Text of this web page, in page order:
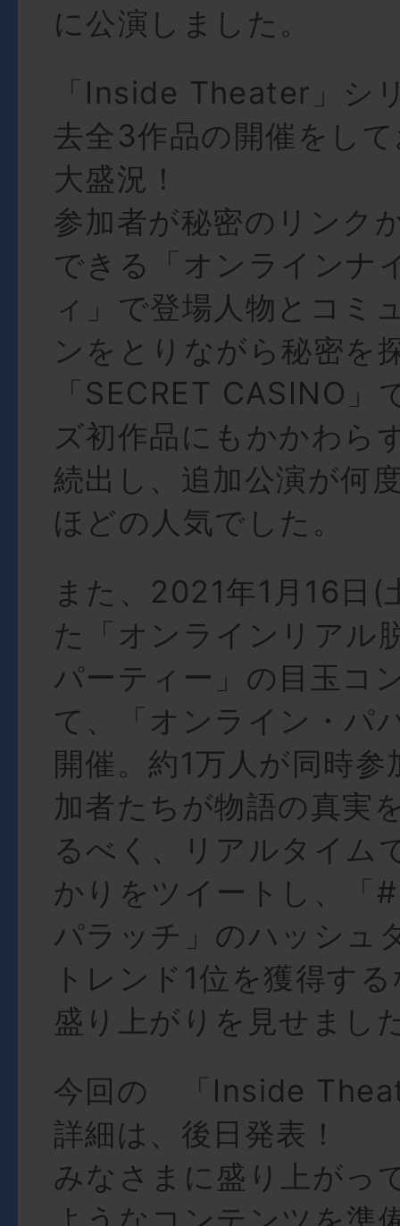
に公演しました。
「Inside Theater」シ
去全3作品の開催をし
大盛況！
参加者が秘密のリンク
できる「オンラインナ
ィ」で登場人物とコミ
ンをとりながら秘密を
「SECRET CASINO」
ズ初作品にもかかわら
続出し、追加公演が何
ほどの人気でした。
また、2021年1月16日(
た「オンラインリアル
パーティー」の目玉コ
て、「オンライン・パ
開催。約1万人が同時
加者たちが物語の真実
るべく、リアルタイム
かりをツイートし、「
パラッチ」のハッシュ
トレンド1位を獲得す
盛り上がりを見せまし
今回の 「Inside
詳細は、後日発表！
みなさまに盛り上がっ